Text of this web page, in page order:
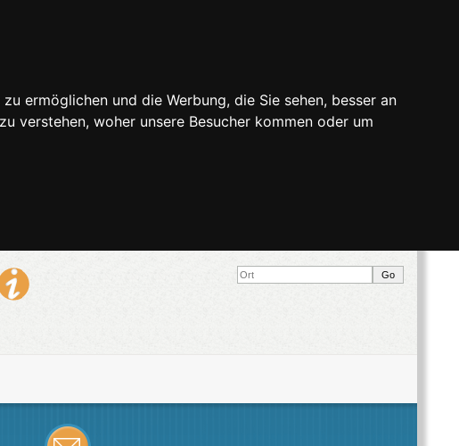
ermöglichen und die Werbung, die Sie sehen, besser an
verstehen, woher unsere Besucher kommen oder um